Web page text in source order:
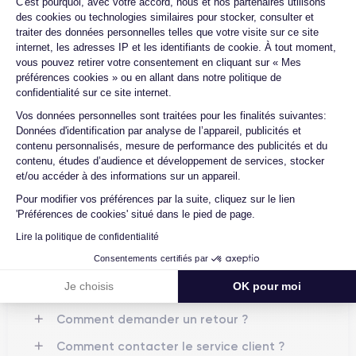
des cookies ou technologies similaires pour stocker, consulter et
traiter des données personnelles telles que votre visite sur ce site
internet, les adresses IP et les identifiants de cookie. À tout moment,
vous pouvez retirer votre consentement en cliquant sur « Mes
préférences cookies » ou en allant dans notre politique de
confidentialité sur ce site internet.
Vos données personnelles sont traitées pour les finalités suivantes:
Données d'identification par analyse de l’appareil, publicités et
contenu personnalisés, mesure de performance des publicités et du
contenu, études d’audience et développement de services, stocker
et/ou accéder à des informations sur un appareil.
Pour modifier vos préférences par la suite, cliquez sur le lien
'Préférences de cookies' situé dans le pied de page.
Lire la politique de confidentialité
Consentements certifiés par
Je choisis OK pour moi
Axeptio consent
smartphone découvrez lafiche technique de l'iPhone XR.
Le lancement de l'iPhone XR
L'iPhone XRa été lancé enseptembre 2018, dans le cadre de
la 11e génération d'appareils mobiles d'Apple. Ce lancement
est intervenu à un moment où les smartphones connaissaient
une évolution majeure en termes de design et de
fonctionnalités. À l'époque, bon nombre des appareils les plus
populaires sur le marché présentaient des écrans plus grands,
des cadres plus petits et des designs sans bouton d'accueil.
L'iPhone XR s'est inscrit dans cette tendance, offrant un grand
écran sans sacrifier la qualité de l'image ou l'autonomie de la
batterie.
En outre, l'iPhone XR a introduit une nouvelle gamme de
couleurs dans la gamme d'appareils mobiles d'Apple, ce qui
recherche d'un smartphone au look plus personnalisé.
Quels sont les accessoires inclus dans
la commande ?
Quelles garanties offrez-vous sur vos
produits ?
Quels sont vos modes de paiement ?
Est-il possible de payer l'iPhone XR en
plusieurs fois ?
Que se passe-t-il après avoir passé la
commande ?
Quelle société utilisez-vous pour
Quels sont les délais de livraison ?
après avoir acheté/reçu le produit ?
Comment demander un retour ?
Comment contacter le service client ?